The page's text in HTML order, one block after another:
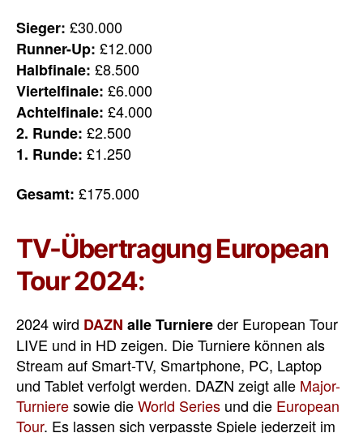
Sieger: £30.000
Runner-Up: £12.000
Halbfinale: £8.500
Viertelfinale: £6.000
Achtelfinale: £4.000
2. Runde: £2.500
1. Runde: £1.250
Gesamt: £175.000
TV-Übertragung European
Tour 2024:
2024 wird DAZN alle Turniereder European Tour
LIVE und in HD zeigen. Die Turniere können als
Stream auf Smart-TV, Smartphone, PC, Laptop
und Tablet verfolgt werden. DAZN zeigt alle Major-
Turnieresowie dieWorld Series und die European
Tour. Es lassen sich verpasste Spiele jederzeit im